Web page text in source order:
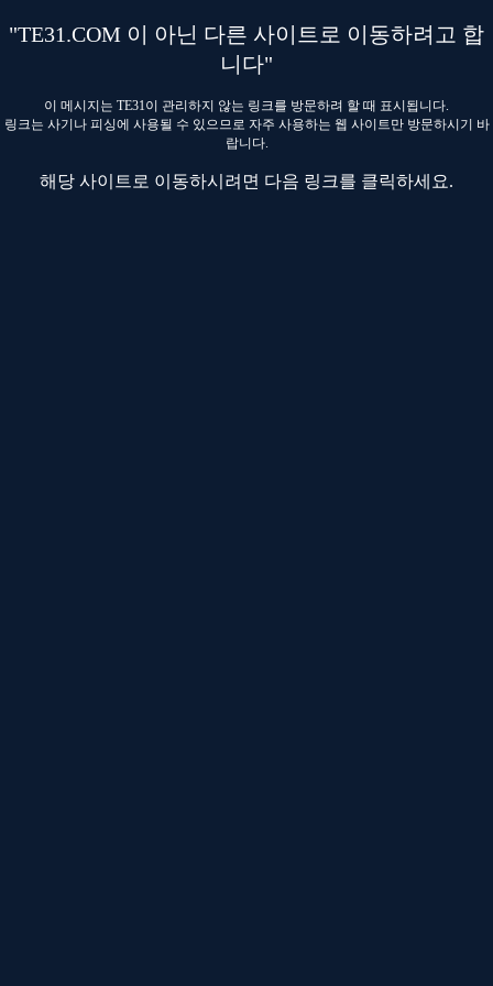
"TE31.COM 이 아닌 다른 사이트로 이동하려고 합
니다"
이 메시지는 TE31이 관리하지 않는 링크를 방문하려 할 때 표시됩니다.
링크는 사기나 피싱에 사용될 수 있으므로 자주 사용하는 웹 사이트만 방문하시기 바
랍니다.
해당 사이트로 이동하시려면 다음 링크를 클릭하세요.